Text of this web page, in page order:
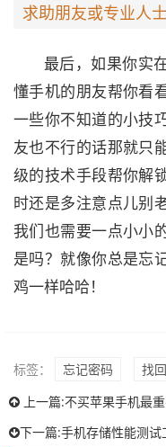
求助朋友或专业人士
最后，如果你实
懂手机的朋友帮你看
一些你不知道的小技
友也不行的话那就只
级的技术手段帮你解
时还是多注意点儿别
我们也需要一点小小
是吗？就像你总是忘
鸡一样哈哈！
标签： 忘记密码
找
上一篇:不买苹果手机最
下一篇:手机存储性能测试